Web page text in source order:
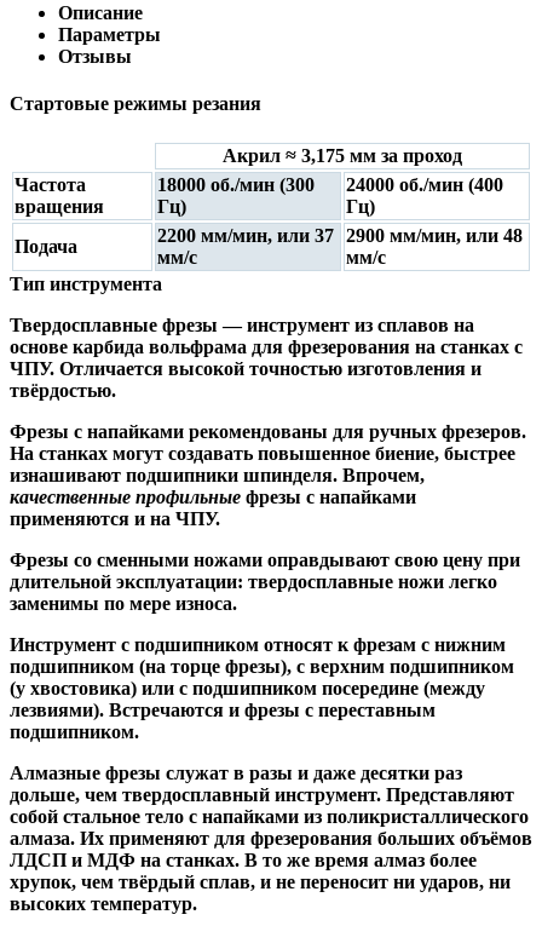
Описание
Параметры
Отзывы
Стартовые режимы резания
Акрил ≈ 3,175 мм за проход
Частота
вращения
18000 об./мин (300
Гц)
24000 об./мин (400
Гц)
Подача
2200 мм/мин, или 37
мм/с
2900 мм/мин, или 48
мм/с
Тип инструмента
Твердосплавные фрезы — инструмент из сплавов на
основе карбида вольфрама для фрезерования на станках с
ЧПУ. Отличается высокой точностью изготовления и
твёрдостью.
Фрезы с напайками рекомендованы для ручных фрезеров.
На станках могут создавать повышенное биение, быстрее
изнашивают подшипники шпинделя. Впрочем,
качественные профильные фрезы с напайками
применяются и на ЧПУ.
Фрезы со сменными ножами оправдывают свою цену при
длительной эксплуатации: твердосплавные ножи легко
заменимы по мере износа.
Инструмент с подшипником относят кфрезам с нижним
подшипником (на торце фрезы), с верхним подшипником
(у хвостовика) или с подшипником посередине (между
лезвиями). Встречаются и фрезы с переставным
подшипником.
Алмазные фрезы служат в разы и даже десятки раз
дольше, чем твердосплавный инструмент. Представляют
собой стальное тело с напайками из поликристаллического
алмаза. Их применяют для фрезерования больших объёмов
ЛДСП и МДФ на станках. В то же время алмаз более
хрупок, чем твёрдый сплав, и не переносит ни ударов, ни
высоких температур.